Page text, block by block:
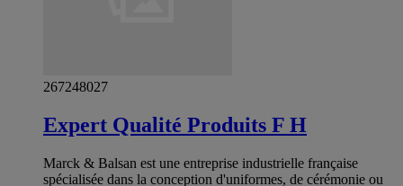
267248027
Expert Qualité Produits F H
Marck & Balsan est une entreprise industrielle française
spécialisée dans la conception d'uniformes, de cérémonie ou